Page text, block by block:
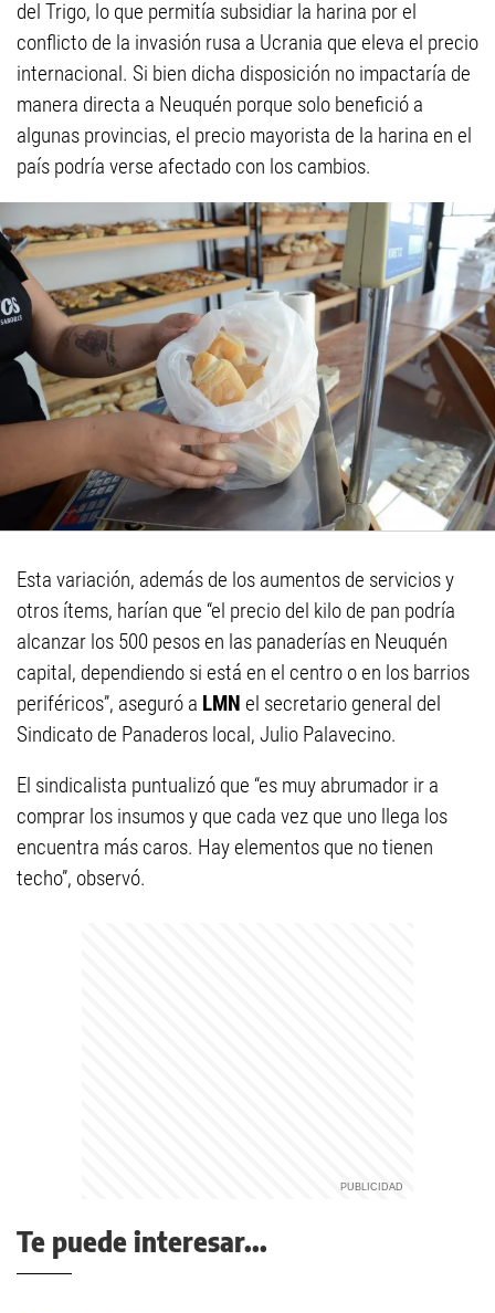
del Trigo, lo que permitía subsidiar la harina por el
conflicto de la invasión rusa a Ucrania que eleva el precio
internacional. Si bien dicha disposición no impactaría de
manera directa a Neuquén porque solo benefició a
algunas provincias, el precio mayorista de la harina en el
país podría verse afectado con los cambios.
Esta variación, además de los aumentos de servicios y
otros ítems, harían que “el precio del kilo de pan podría
alcanzar los 500 pesos en las panaderías en Neuquén
capital, dependiendo si está en el centro o en los barrios
periféricos”, aseguró a LMN el secretario general del
Sindicato de Panaderos local, Julio Palavecino.
El sindicalista puntualizó que “es muy abrumador ir a
comprar los insumos y que cada vez que uno llega los
encuentra más caros. Hay elementos que no tienen
techo”, observó.
Te puede interesar...